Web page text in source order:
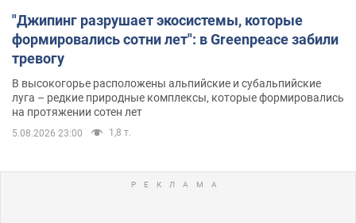
"Джипинг разрушает экосистемы, которые
формировались сотни лет": в Greenpeace забили
тревогу
В высокогорье расположены альпийские и субальпийские
луга – редкие природные комплексы, которые формировались
на протяжении сотен лет
5.08.2026 23:00 1,8 т.